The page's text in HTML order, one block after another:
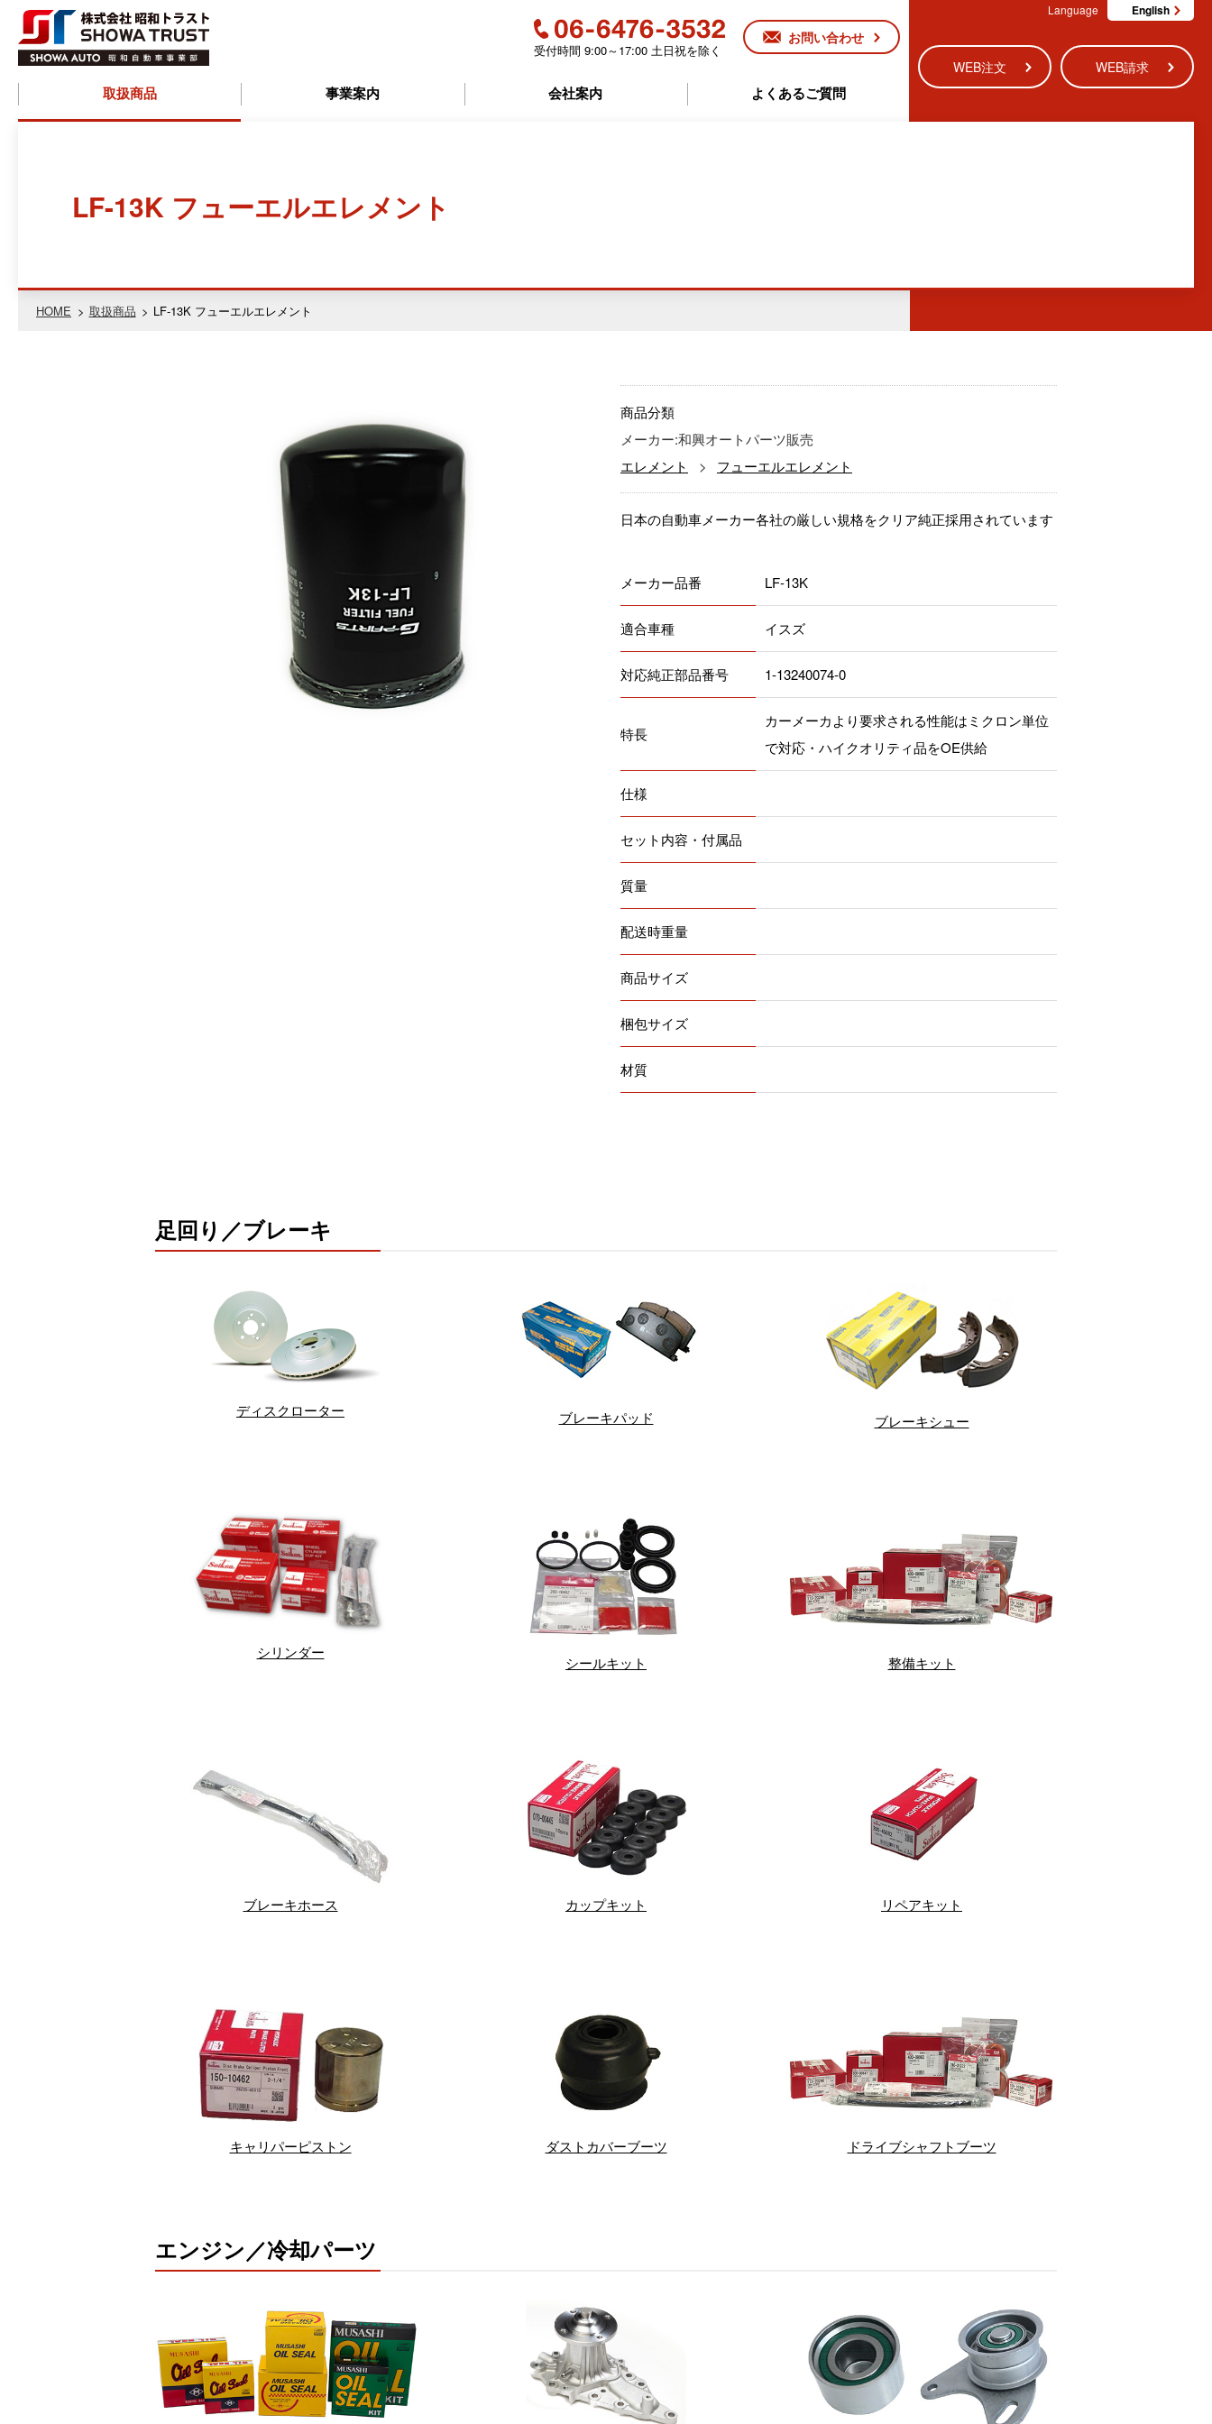
株式会社昭和ト
(SHOWA
動車事業部
取扱商品 事業案内 会社案内 よくあるご質問
06-6476-3532
受付時間 9:00～17:00 土日祝を除く
お問い合わせ
WEB注文
WEB請求
Language English
HOME 取扱商品 LF-13K フューエルエレメント
LF-13K フューエルエレメント
商品分類
メーカー:和興オートパーツ販売
エレメント
フューエルエレメント
日本の自動車メーカー各社の厳しい規格をクリア純正採用されています
メーカー品番 LF-13K
適合車種 イスズ
対応純正部品番号 1-13240074-0
特長
カーメーカより要求される性能はミクロン単位
で対応・ハイクオリティ品をOE供給
仕様
セット内容・付属品
質量
配送時重量
商品サイズ
梱包サイズ
材質
足回り／ブレーキ
ディスクローター ブレーキパッド ブレーキシュー
シリンダー
シールキット 整備キット
ブレーキホース カップキット リペアキット
キャリパーピストン ダストカバーブーツ ドライブシャフトブーツ
エンジン／冷却パーツ